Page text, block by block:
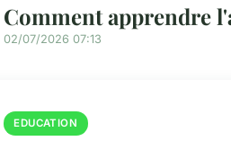
Comment apprendre
02/07/2026 07:13
EDUCATION